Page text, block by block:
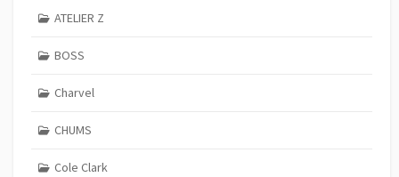
ATELIER Z
BOSS
Charvel
CHUMS
Cole Clark